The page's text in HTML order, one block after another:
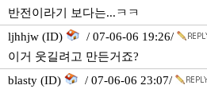
반전이라기 보다는...ㅋㅋ
ljhhjw (ID)
/ 07-06-06 19:26/
이거 웃길려고 만든거죠?
blasty (ID)
/ 07-06-06 23:07/